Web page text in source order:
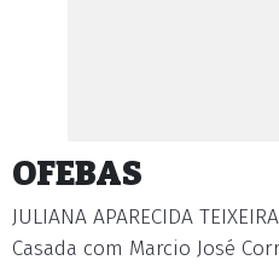
OFEBAS
JULIANA APARECIDA
Casada com Marcio José